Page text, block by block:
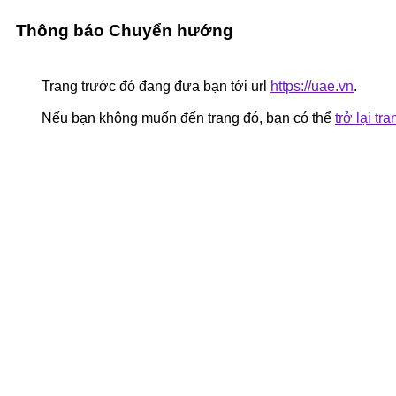
Thông báo Chuyển hướng
Trang trước đó đang đưa bạn tới url https://uae.vn.
Nếu bạn không muốn đến trang đó, bạn có thể trở lại